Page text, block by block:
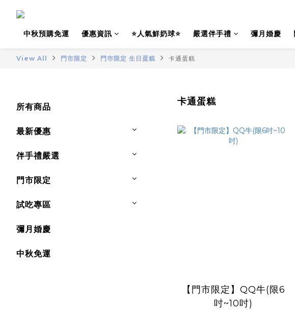
中秋預購免運 優惠資訊 ⭐人氣鮮奶球⭐ 嚴選伴手禮 彌月婚慶
View All 門市限定 門巿限定 生日蛋糕 卡通蛋糕
所有商品
最新優惠
伴手禮嚴選
門市限定
試吃專區
彌月婚慶
中秋免運
卡通蛋糕
【門市限定】QQ牛(限6
吋~10吋)